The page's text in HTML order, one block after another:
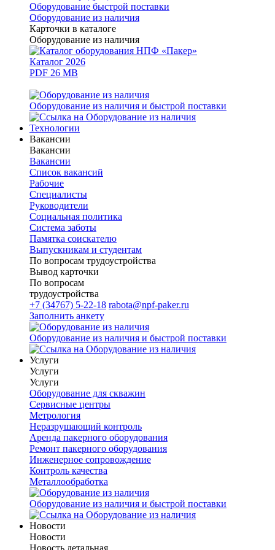
Оборудование быстрой поставки
Оборудование из наличия
Карточки в каталоге
Оборудование из наличия
Каталог 2026
PDF 26 MB
Оборудование из наличия и быстрой поставки
Технологии
Вакансии
Вакансии
Вакансии
Список вакансий
Рабочие
Специалисты
Руководители
Cоциальная политика
Система заботы
Памятка соискателю
Выпускникам и студентам
По вопросам трудоустройства
Вывод карточки
По вопросам
трудоустройства
+7 (34767) 5-22-18 rabota@npf-paker.ru
Заполнить анкету
Оборудование из наличия и быстрой поставки
Услуги
Услуги
Услуги
Оборудование для скважин
Сервисные центры
Метрология
Неразрушающий контроль
Аренда пакерного оборудования
Ремонт пакерного оборудования
Инженерное сопровождение
Контроль качества
Металлообработка
Оборудование из наличия и быстрой поставки
Новости
Новости
Новость детальная